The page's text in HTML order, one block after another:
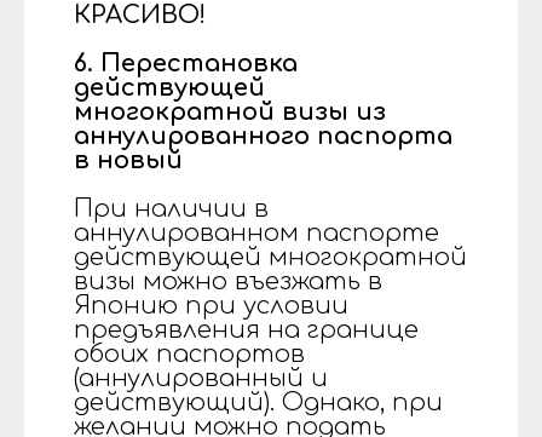
КРАСИВО!
6. Перестановка
действующей
многократной визы из
аннулированного паспорта
в новый
При наличии в
аннулированном паспорте
действующей многократной
визы можно въезжать в
Японию при условии
предъявления на границе
обоих паспортов
(аннулированный и
действующий). Однако, при
желании можно подать